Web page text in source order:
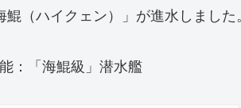
（ハイクェン）」が進水しました。
：「海鯤級」潜水艦